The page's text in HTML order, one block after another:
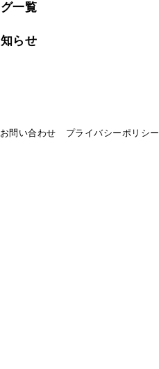
一覧
らせ
お問い合わせ プライバシーポリシー